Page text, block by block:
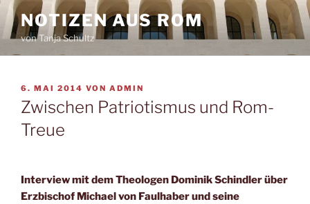
Zum
Inhalt
springen
NOTIZEN AUS ROM
von Tanja Schultz
VERÖFFENTLICHT
AM
6. MAI 2014 VON ADMIN
Zwischen Patriotismus und Rom-
Treue
Interview mit dem Theologen Dominik Schindler über
Erzbischof Michael von Faulhaber und seine